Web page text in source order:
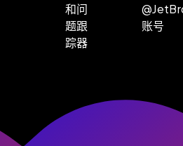
和问
题跟
踪器
账号